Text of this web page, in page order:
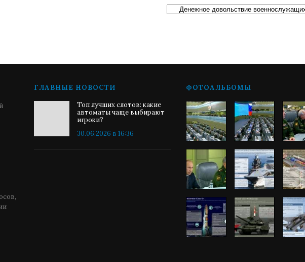
ГЛАВНЫЕ НОВОСТИ
Топ лучших слотов: какие
автоматы чаще выбирают
игроки?
30.06.2026 в 16:36
ФОТОАЛЬБОМЫ